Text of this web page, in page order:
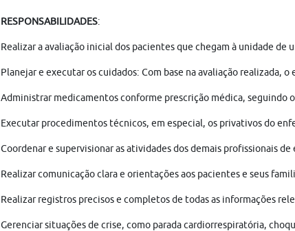
RESPONSABILIDADES:
Realizar a avaliação inicial dos pacientes que chegam à unidade
Planejar e executar os cuidados: Com base na avaliação
Administrar medicamentos conforme prescrição médica, seguindo
Executar procedimentos técnicos, em especial, os privativos do
Coordenar e supervisionar as atividades dos demais profissionais
Realizar comunicação clara e orientações aos pacientes e seus
Realizar registros precisos e completos de todas as informações
Gerenciar situações de crise, como parada cardiorrespiratória,